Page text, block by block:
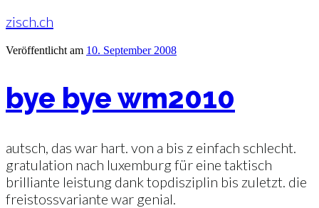
zisch.ch
Veröffentlicht am 10. September 2008
bye bye wm2010
autsch, das war hart. von a bis z einfach schlecht.
gratulation nach luxemburg für eine taktisch
brilliante leistung dank topdisziplin bis zuletzt. die
freistossvariante war genial.